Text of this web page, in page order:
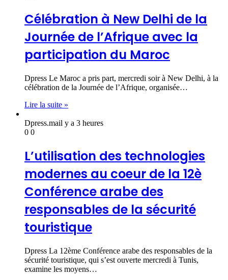
Célébration à New Delhi de la
Journée de l’Afrique avec la
participation du Maroc
Dpress Le Maroc a pris part, mercredi soir à New Delhi, à la
célébration de la Journée de l’Afrique, organisée…
Lire la suite »
Dpress.mail y a 3 heures
0 0
L’utilisation des technologies
modernes au coeur de la 12è
Conférence arabe des
responsables de la sécurité
touristique
Dpress La 12ème Conférence arabe des responsables de la
sécurité touristique, qui s’est ouverte mercredi à Tunis,
examine les moyens…